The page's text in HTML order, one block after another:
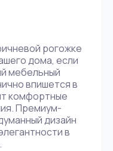
рогожке
дома, если
мебельный
впишется в
комфортные
Премиум-
дизайн
в